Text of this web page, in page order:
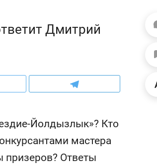
Дмитрий
Йолдызлык»? Кто
мастера
Ответы